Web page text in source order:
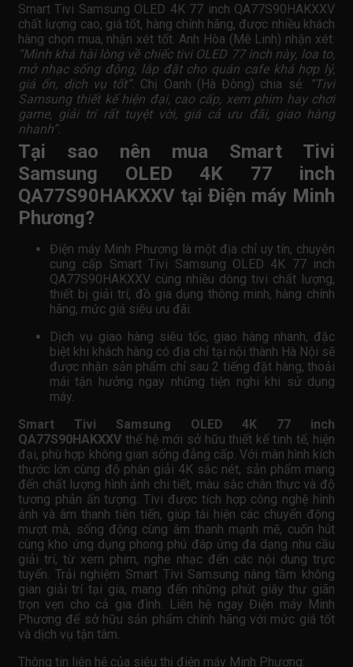
Smart Tivi Samsung OLED 4K 77 inch QA77S90HAKXXV
chất lượng cao, giá tốt, hàng chính hãng, được nhiều khách
hàng chọn mua, nhận xét tốt. Anh Hòa (Mê Linh) nhận xét:
“Mình khá hài lòng về chiếc tivi OLED 77 inch này, loa to,
mở nhạc sống động, lắp đặt cho quán cafe khá hợp lý,
giá ổn, dịch vụ tốt”. Chị Oanh (Hà Đông) chia sẻ: “Tivi
Samsung thiết kế hiện đại, cao cấp, xem phim hay chơi
game, giải trí rất tuyệt vời, giá cả ưu đãi, giao hàng
nhanh”.
Tại sao nên mua Smart Tivi
Samsung OLED 4K 77 inch
QA77S90HAKXXV tại Điện máy Minh
Phương?
Điện máy Minh Phương là một địa chỉ uy tín, chuyên
cung cấp Smart Tivi Samsung OLED 4K 77 inch
QA77S90HAKXXV cùng nhiều dòng tivi chất lượng,
thiết bị giải trí, đồ gia dụng thông minh, hàng chính
hãng, mức giá siêu ưu đãi.
Dịch vụ giao hàng siêu tốc, giao hàng nhanh, đặc
biệt khi khách hàng có địa chỉ tại nội thành Hà Nội sẽ
được nhận sản phẩm chỉ sau 2 tiếng đặt hàng, thoải
mái tận hưởng ngay những tiện nghi khi sử dụng
máy.
Smart Tivi Samsung OLED 4K 77 inch
QA77S90HAKXXV thế hệ mới sở hữu thiết kế tinh tế, hiện
đại, phù hợp không gian sống đẳng cấp. Với màn hình kích
thước lớn cùng độ phân giải 4K sắc nét, sản phẩm mang
đến chất lượng hình ảnh chi tiết, màu sắc chân thực và độ
tương phản ấn tượng. Tivi được tích hợp công nghệ hình
ảnh và âm thanh tiên tiến, giúp tái hiện các chuyển động
mượt mà, sống động cùng âm thanh mạnh mẽ, cuốn hút
cùng kho ứng dụng phong phú đáp ứng đa dạng nhu cầu
giải trí, từ xem phim, nghe nhạc đến các nội dung trực
tuyến. Trải nghiệm Smart Tivi Samsung nâng tầm không
gian giải trí tại gia, mang đến những phút giây thư giãn
trọn vẹn cho cả gia đình. Liên hệ ngay Điện máy Minh
Phương để sở hữu sản phẩm chính hãng với mức giá tốt
và dịch vụ tận tâm.
Thông tin liên hệ của siêu thị điện máy Minh Phương: